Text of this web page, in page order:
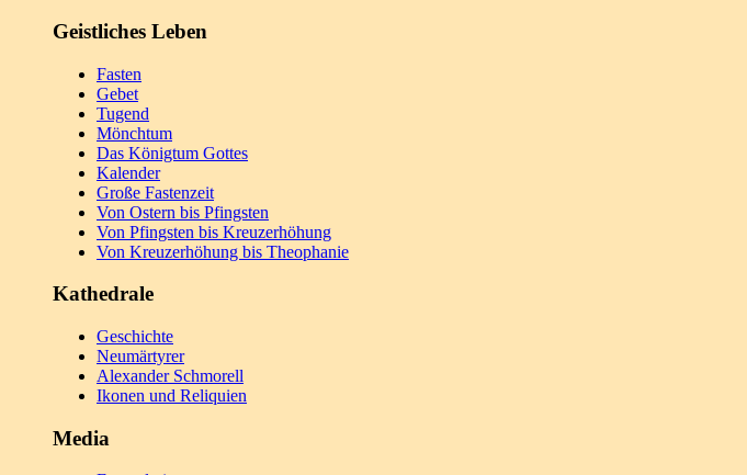
Geistliches Leben
Fasten
Gebet
Tugend
Mönchtum
Das Königtum Gottes
Kalender
Große Fastenzeit
Von Ostern bis Pfingsten
Von Pfingsten bis Kreuzerhöhung
Von Kreuzerhöhung bis Theophanie
Kathedrale
Geschichte
Neumärtyrer
Alexander Schmorell
Ikonen und Reliquien
Media